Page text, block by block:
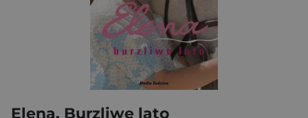
Elena. Burzliwe lato